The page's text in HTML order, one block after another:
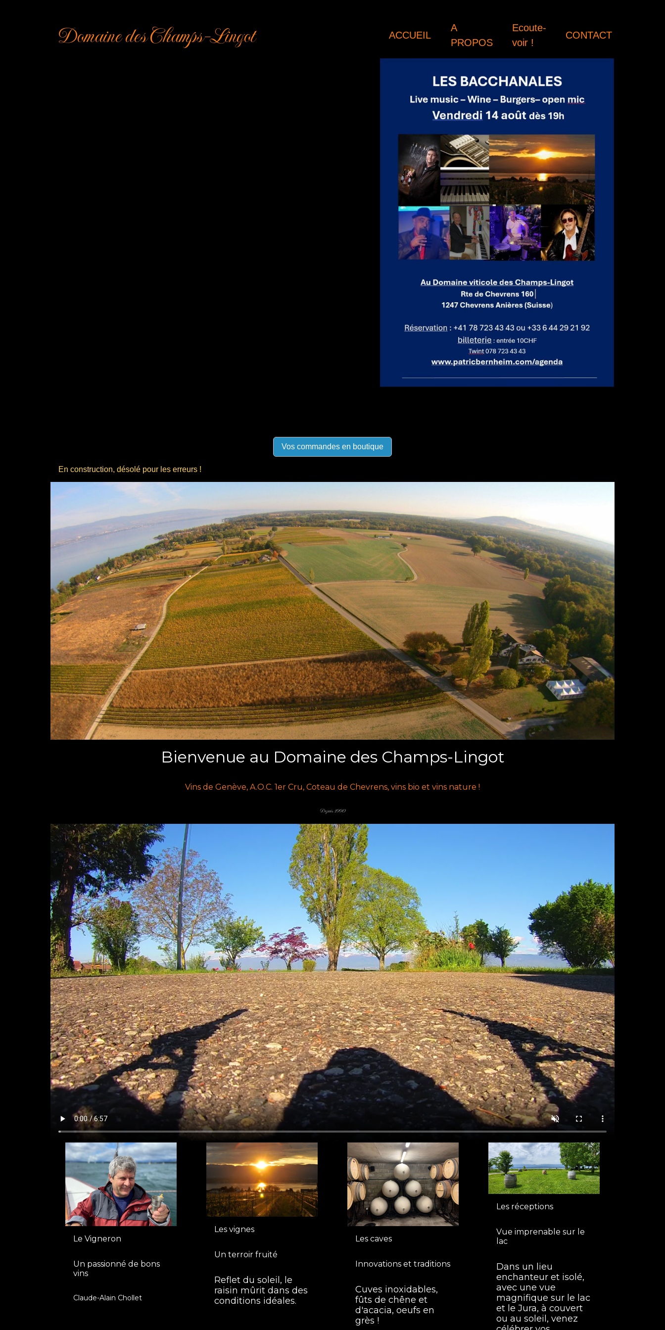
Domaine des Champs-Lingot ACCUEIL
A
PROPOS
Ecoute-
voir !
CONTACT
Vos commandes en boutique
En construction, désolé pour les erreurs !
Bienvenue au Domaine des Champs-Lingot
Vins de Genève, A.O.C. 1er Cru, Coteau de Chevrens, vins bio et vins nature !
Depuis 1990
Le Vigneron
Un passionné de bons
vins
Claude-Alain Chollet
Les vignes
Un terroir fruité
Reflet du soleil, le
raisin mûrit dans des
conditions idéales.
Les caves
Innovations et traditions
Cuves inoxidables,
fûts de chêne et
d'acacia, oeufs en
grès !
Les réceptions
Vue imprenable sur le
lac
Dans un lieu
enchanteur et isolé,
avec une vue
magnifique sur le lac
et le Jura, à couvert
ou au soleil, venez